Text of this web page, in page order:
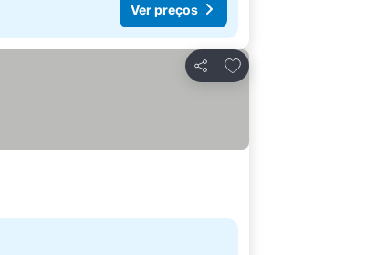
Ver preços
Partilhar
Adicionar aos favoritos